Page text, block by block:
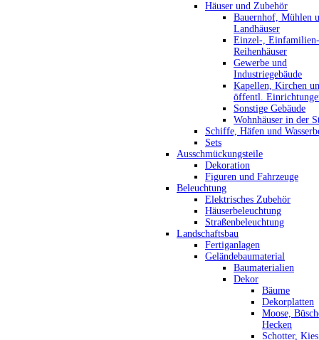
Häuser und Zubehör
Bauernhof, Mühlen
Landhäuser
Einzel-,
Reihenhäuser
Gewerbe und
Industriegebäude
Kapellen, Kirchen
öffentl.
Sonstige Gebäude
Wohnhäuser in der
Schiffe, Häfen und
Sets
Ausschmückungsteile
Dekoration
Figuren und Fahrzeuge
Beleuchtung
Elektrisches Zubehör
Häuserbeleuchtung
Straßenbeleuchtung
Landschaftsbau
Fertiganlagen
Geländebaumaterial
Baumaterialien
Dekor
Bäume
Dekorplatten
Moose,
Hecken
Schotter,